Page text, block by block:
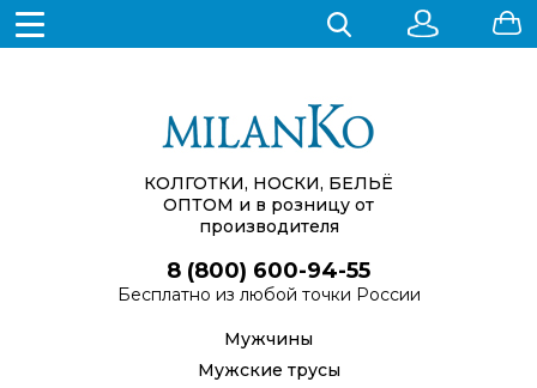
КОЛГОТКИ, НОСКИ, БЕЛЬЁ
ОПТОМ и в розницу от
производителя
8 (800) 600-94-55
Бесплатно из любой точки России
Мужчины
Мужские трусы